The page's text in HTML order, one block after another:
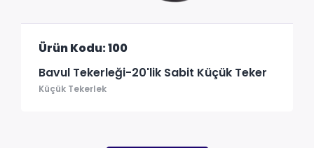
Ürün Kodu: 100
Bavul Tekerleği-20'lik Sabit Küçük Teker
Küçük Tekerlek